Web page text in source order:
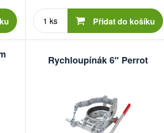
Počet
kusů Přidat do košíku
Rychloupínák 6" Perrot